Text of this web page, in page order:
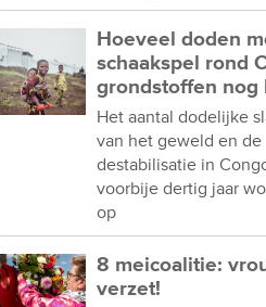
Hoeveel doden
schaakspel rond
grondstoffen nog
Het aantal dodelijke
van het geweld en de
destabilisatie in
voorbije dertig jaar
op
8 meicoalitie:
verzet!